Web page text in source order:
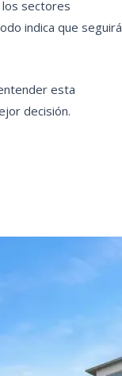
los sectores
indica que seguirá
esta
decisión.